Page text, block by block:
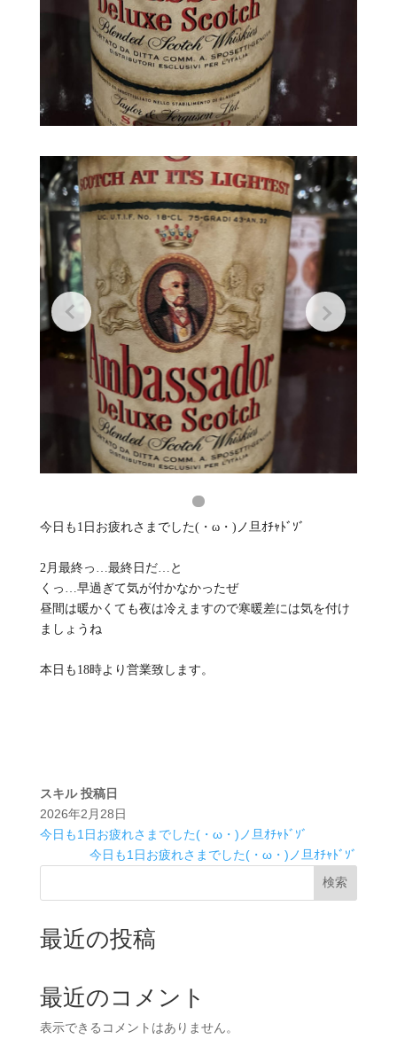
今日も1日お疲れさまでした(・ω・)ノ旦ｵﾁｬﾄﾞｿﾞ
2月最終っ…最終日だ…と
くっ…早過ぎて気が付かなかったぜ
昼間は暖かくても夜は冷えますので寒暖差には気を付け
ましょうね
本日も18時より営業致します。
スキル 投稿日
2026年2月28日
今日も1日お疲れさまでした(・ω・)ノ旦ｵﾁｬﾄﾞｿﾞ
今日も1日お疲れさまでした(・ω・)ノ旦ｵﾁｬﾄﾞｿﾞ
検索
最近の投稿
最近のコメント
表示できるコメントはありません。